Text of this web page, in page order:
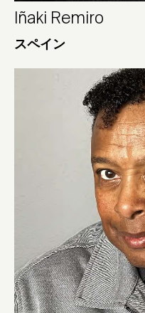
Iñaki Remiro
スペイン